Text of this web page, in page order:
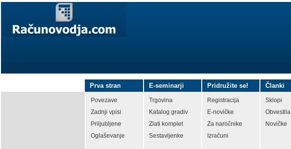
Prva stran
Povezave
Zadnji vpisi
Priljubljene
Oglaševanje
E-seminarji
Trgovina
Katalog gradiv
Zlati komplet
Sestavljenke
Pridružite se!
Registracija
E-novičke
Za naročnike
Izračuni
Članki
Sklopi
Obvestila
Novičke